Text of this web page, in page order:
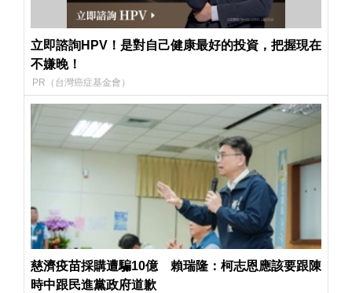
立即諮詢HPV！是對自己健康最好的投資，把握現在
不嫌晚！
PR（台灣癌症基金會）
慈濟疫苗採購遭騙10億 賴瑞隆：柯志恩應該要跟陳
時中跟民進黨政府道歉